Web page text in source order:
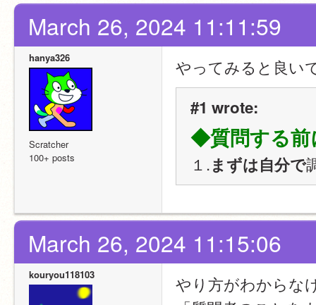
March 26, 2024 11:11:59
hanya326
Scratcher
100+ posts
やってみると良い
#1 wrote:
◆質問する前
１.まずは自分で
March 26, 2024 11:15:06
kouryou118103
やり方がわからな